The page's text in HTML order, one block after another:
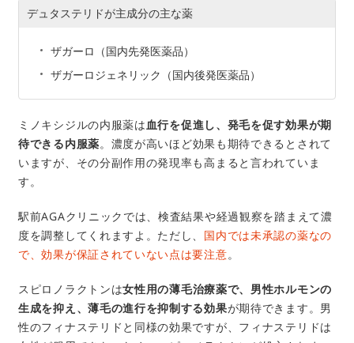
デュタステリドが主成分の主な薬
ザガーロ（国内先発医薬品）
ザガーロジェネリック（国内後発医薬品）
ミノキシジルの内服薬は 血行を促進し、発毛を促す効果が期
待できる内服薬。濃度が高いほど効果も期待できるとされて
いますが、その分副作用の発現率も高まると言われていま
す。
駅前AGAクリニックでは、検査結果や経過観察を踏まえて濃
度を調整してくれますよ。ただし、 国内では未承認の薬なの
で、効果が保証されていない点は要注意。
スピロノラクトンは女性用の薄毛治療薬で、男性ホルモンの
生成を抑え、薄毛の進行を抑制する効果が期待できます。男
性のフィナステリドと同様の効果ですが、フィナステリドは